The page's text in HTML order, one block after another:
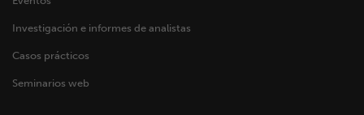
Investigación e informes de analistas
Casos prácticos
Seminarios web